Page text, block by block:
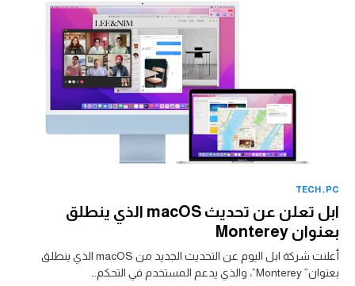
PC
TECH
ابل تعلن عن تحديث macOS الذي ينطلق
بعنوان Monterey
أعلنت شركة ابل اليوم عن التحديث الجديد من macOS الذي ينطلق
بعنوان” Monterey”، والذي يدعم المستخدم في التحكم…